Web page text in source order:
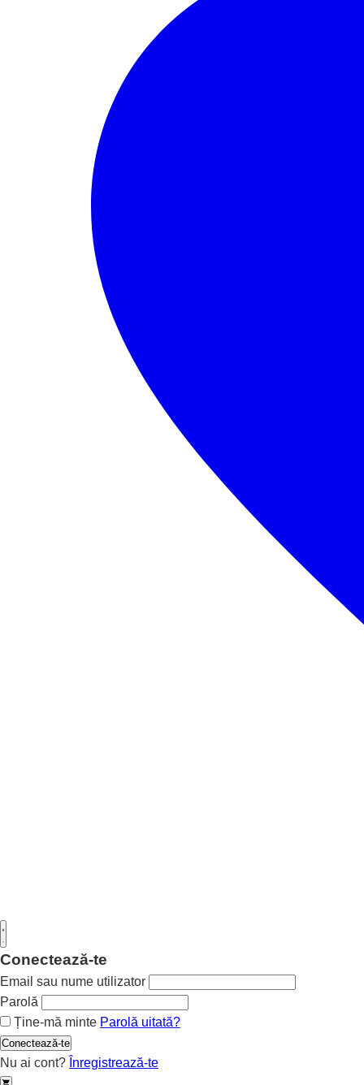
Conectează-te
Email sau nume utilizator
Parolă
Ține-mă minte Parolă uitată?
Conectează-te
Nu ai cont? Înregistrează-te